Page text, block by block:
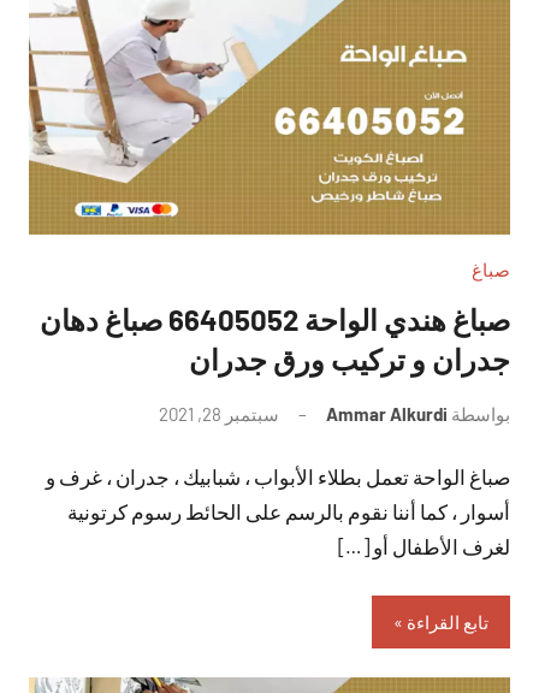
صباغ
صباغ هندي الواحة 66405052 صباغ دهان
جدران و تركيب ورق جدران
بواسطة Ammar Alkurdi سبتمبر 28, 2021
تعليقات
صباغ الواحة تعمل بطلاء الأبواب ، شبابيك ، جدران ، غرف و
أسوار ، كما أننا نقوم بالرسم على الحائط رسوم كرتونية
لغرف الأطفال أو […]
تابع القراءة